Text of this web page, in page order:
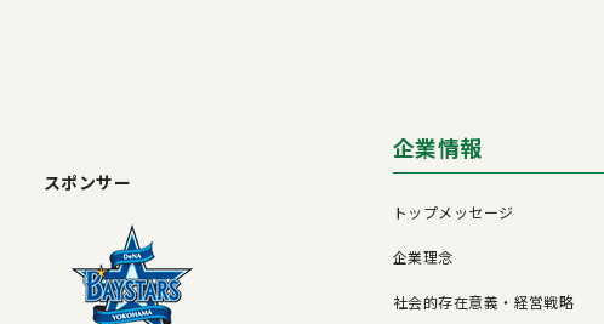
スポンサー
企業情報
トップメッセージ
企業理念
社会的存在意義・経営戦略